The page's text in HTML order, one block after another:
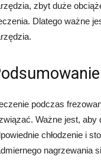
zbyt duże
Dlatego ważne
podczas
Ważne jest,
chłodzenie i
nagrzewania